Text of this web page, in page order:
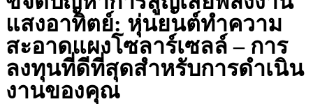
แสงอาทิตย์: หุ่นยนต์ทำความ
สะอาดแผงโซลาร์เซลล์ – การ
ลงทุนที่ดีที่สุดสำหรับการดำเนิน
งานของคุณ